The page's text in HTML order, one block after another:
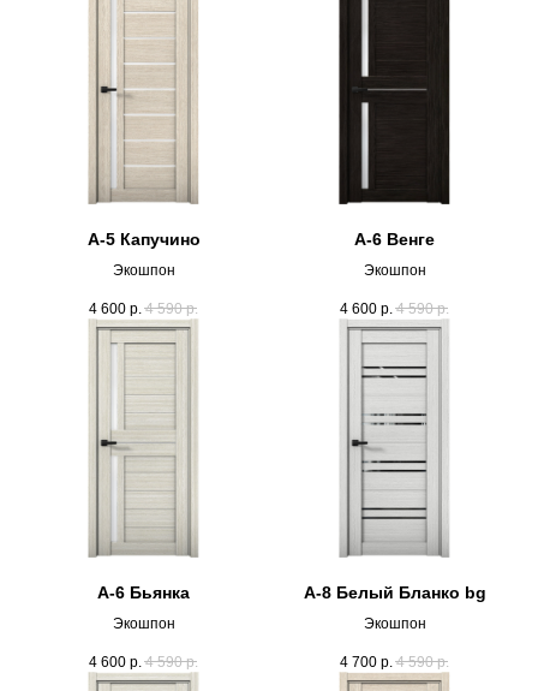
А-5 Капучино
Экошпон
4 600 р. 4 590 р.
А-6 Венге
Экошпон
4 600 р. 4 590 р.
А-6 Бьянка
Экошпон
4 600 р. 4 590 р.
А-8 Белый Бланко bg
Экошпон
4 700 р. 4 590 р.